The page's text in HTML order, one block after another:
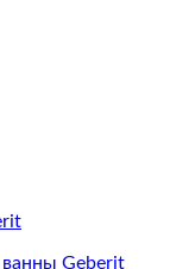
Geberit